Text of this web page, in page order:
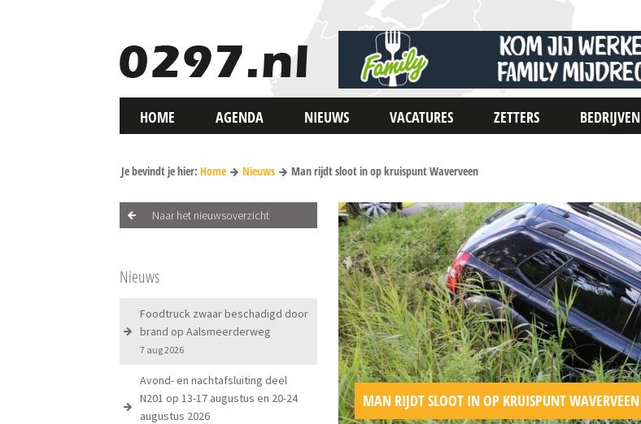
HOME AGENDA NIEUWS VACATURES ZETTERS BEDRIJVEN
Je bevindt je hier: Home Nieuws Man rijdt sloot in op kruispunt Waverveen
Naar het nieuwsoverzicht
Nieuws
Foodtruck zwaar beschadigd door
brand op Aalsmeerderweg
7 aug 2026
Avond- en nachtafsluiting deel
N201 op 13-17 augustus en 20-24
augustus 2026
MAN RIJDT SLOOT IN OP KRUISPUNT WAVERVEEN